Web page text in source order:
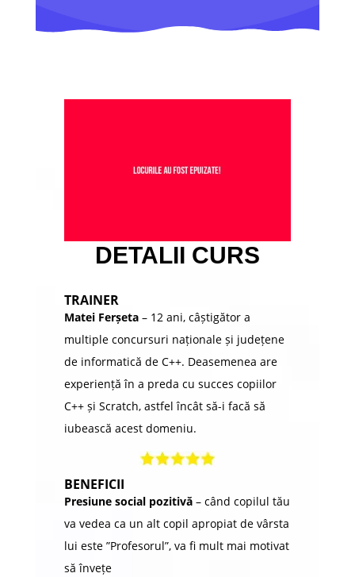
DETALII CURS
TRAINER
Matei Ferșeta– 12 ani, câștigător a
multiple concursuri naționale și județene
de informatică de C++. Deasemenea are
experiență în a preda cu succes copiilor
C++ și Scratch, astfel încât să-i facă să
iubească acest domeniu.
BENEFICII
Presiune social pozitivă– când copilul tău
va vedea ca un alt copil apropiat de vârsta
lui este ”Profesorul”, va fi mult mai motivat
să învețe